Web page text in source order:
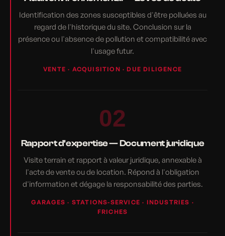
Identification des zones susceptibles d'être polluées au
regard de l'historique du site. Conclusion sur la
présence ou l'absence de pollution et compatibilité avec
l'usage futur.
VENTE · ACQUISITION · DUE DILIGENCE
02
Rapport d'expertise — Document juridique
Visite terrain et rapport à valeur juridique, annexable à
l'acte de vente ou de location. Répond à l'obligation
d'information et dégage la responsabilité des parties.
GARAGES · STATIONS-SERVICE · INDUSTRIES ·
FRICHES